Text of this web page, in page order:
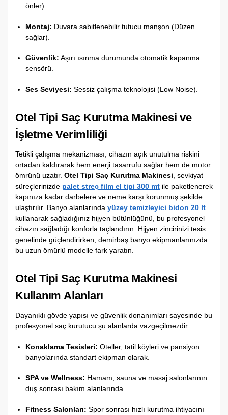
önler).
Montaj: Duvara sabitlenebilir tutucu manşon (Düzen
sağlar).
Güvenlik: Aşırı ısınma durumunda otomatik kapanma
sensörü.
Ses Seviyesi: Sessiz çalışma teknolojisi (Low Noise).
Otel Tipi Saç Kurutma Makinesi ve
İşletme Verimliliği
Tetikli çalışma mekanizması, cihazın açık unutulma riskini
ortadan kaldırarak hem enerji tasarrufu sağlar hem de motor
ömrünü uzatır. Otel Tipi Saç Kurutma Makinesi , sevkiyat
süreçlerinizde palet streç film el tipi 300 mt ile paketlenerek
kapınıza kadar darbelere ve neme karşı korunmuş şekilde
ulaştırılır. Banyo alanlarında yüzey temizleyici bidon 20 lt
kullanarak sağladığınız hijyen bütünlüğünü, bu profesyonel
cihazın sağladığı konforla taçlandırın. Hijyen zincirinizi tesis
genelinde güçlendirirken, demirbaş banyo ekipmanlarınızda
bu uzun ömürlü modelle fark yaratın.
Otel Tipi Saç Kurutma Makinesi
Kullanım Alanları
Dayanıklı gövde yapısı ve güvenlik donanımları sayesinde bu
profesyonel saç kurutucu şu alanlarda vazgeçilmezdir:
Konaklama Tesisleri: Oteller, tatil köyleri ve pansiyon
banyolarında standart ekipman olarak.
SPA ve Wellness: Hamam, sauna ve masaj salonlarının
duş sonrası bakım alanlarında.
Fitness Salonları: Spor sonrası hızlı kurutma ihtiyacını